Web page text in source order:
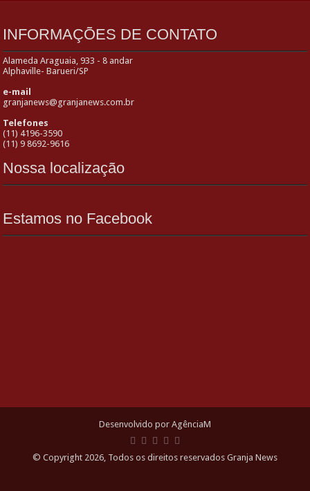
INFORMAÇÕES DE CONTATO
Alameda Araguaia, 933 - 8 andar
Alphaville- Barueri/SP
e-mail
granjanews@granjanews.com.br
Telefones
(11) 4196-3590
(11) 9 8692-9616
Nossa localização
Estamos no Facebook
Desenvolvido por AgênciaM
© Copyright 2026, Todos os direitos reservados Granja News